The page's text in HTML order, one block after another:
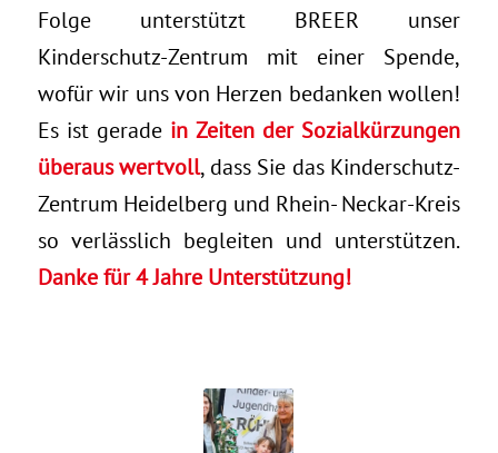
Folge unterstützt BREER unser
Kinderschutz-Zentrum mit einer Spende,
wofür wir uns von Herzen bedanken wollen!
Es ist gerade in Zeiten der Sozialkürzungen
überaus wertvoll, dass Sie das Kinderschutz-
Zentrum Heidelberg und Rhein- Neckar-Kreis
so verlässlich begleiten und unterstützen.
Danke für 4 Jahre Unterstützung!